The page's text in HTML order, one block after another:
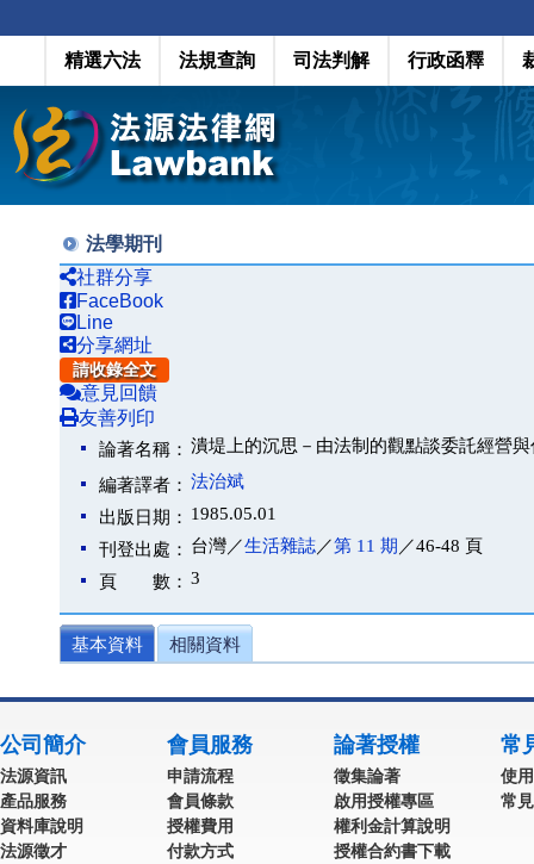
精選六法 法規查詢 司法判解 行政函釋
法學期刊
社群分享
FaceBook
Line
分享網址
請收錄全文
意見回饋
友善列印
論著名稱： 潰堤上的沉思－由法制的觀點談委託經營
編著譯者： 法治斌
出版日期： 1985.05.01
刊登出處： 台灣／生活雜誌／第 11 期 ／46-48 頁
頁 數： 3
基本資料 相關資料
公司簡介
法源資訊
產品服務
資料庫說明
法源徵才
會員服務
申請流程
會員條款
授權費用
付款方式
論著授權
徵集論著
啟用授權專區
權利金計算說明
授權合約書下載
常
使
常